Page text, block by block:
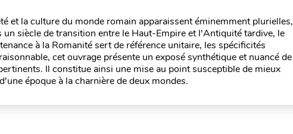
et la culture du monde romain apparaissent éminemment plurielles,
siècle de transition entre le Haut-Empire et l'Antiquité tardive, le
à la Romanité sert de référence unitaire, les spécificités
cet ouvrage présente un exposé synthétique et nuancé de
Il constitue ainsi une mise au point susceptible de mieux
époque à la charnière de deux mondes.